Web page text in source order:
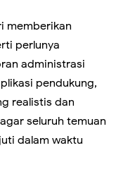
memberikan
perlunya
administrasi
pendukung,
realistis dan
seluruh temuan
dalam waktu